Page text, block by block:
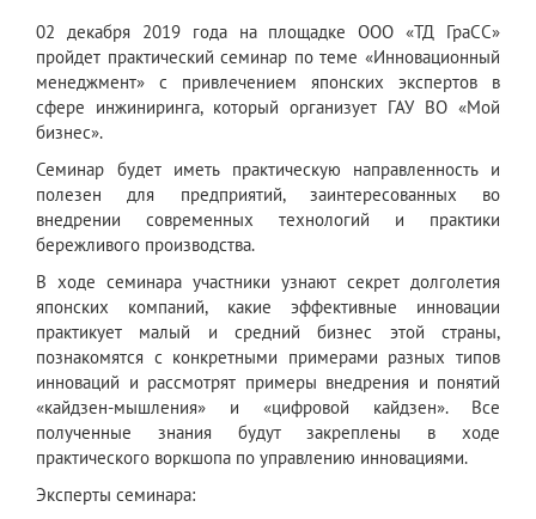
02 декабря 2019 года на площадке ООО «ТД ГраСС»
пройдет практический семинар по теме «Инновационный
менеджмент» с привлечением японских экспертов в
сфере инжиниринга, который организует ГАУ ВО «Мой
бизнес».
Семинар будет иметь практическую направленность и
полезен для предприятий, заинтересованных во
внедрении современных технологий и практики
бережливого производства.
В ходе семинара участники узнают секрет долголетия
японских компаний, какие эффективные инновации
практикует малый и средний бизнес этой страны,
познакомятся с конкретными примерами разных типов
инноваций и рассмотрят примеры внедрения и понятий
«кайдзен-мышления» и «цифровой кайдзен». Все
полученные знания будут закреплены в ходе
практического воркшопа по управлению инновациями.
Эксперты семинара: